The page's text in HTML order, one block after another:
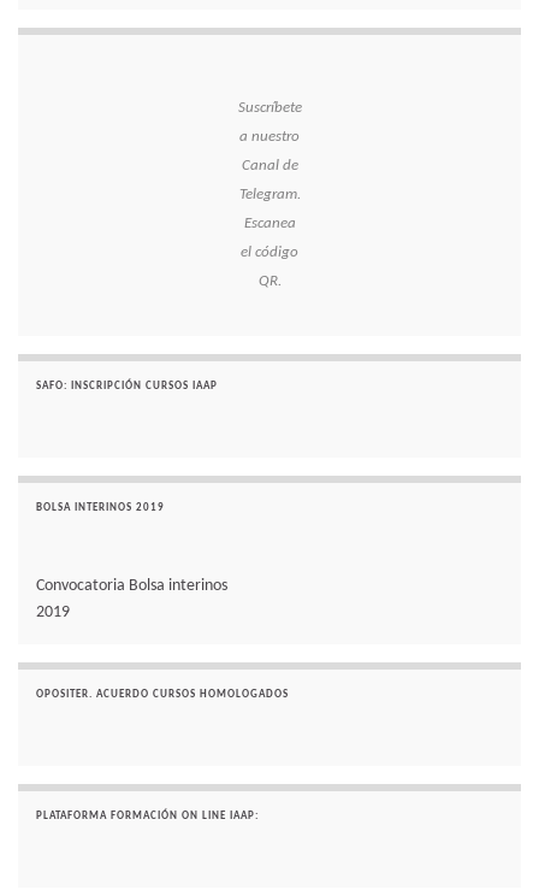
Suscríbete
a nuestro
Canal de
Telegram.
Escanea
el código
QR.
SAFO: INSCRIPCIÓN CURSOS IAAP
BOLSA INTERINOS 2019
Convocatoria Bolsa interinos
2019
OPOSITER. ACUERDO CURSOS HOMOLOGADOS
PLATAFORMA FORMACIÓN ON LINE IAAP: